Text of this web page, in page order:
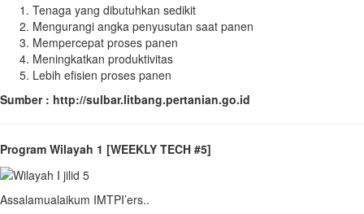
Tenaga yang dibutuhkan sedikit
Mengurangi angka penyusutan saat panen
Mempercepat proses panen
Meningkatkan produktivitas
Lebih efisien proses panen
Sumber : http://sulbar.litbang.pertanian.go.id
Program Wilayah 1 [WEEKLY TECH #5]
Assalamualaikum IMTPI’ers..